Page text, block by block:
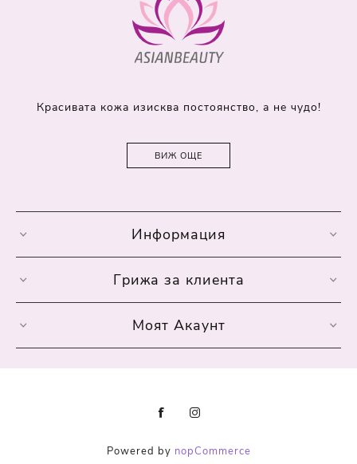
Красивата кожа изисква постоянство, а не чудо!
ВИЖ ОЩЕ
Информация
Грижа за клиента
Моят Акаунт
Powered by nopCommerce